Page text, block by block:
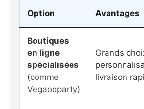
Option Avantages
Boutiques
en ligne
spécialisées
(comme
Vegaooparty)
Grands
livraison